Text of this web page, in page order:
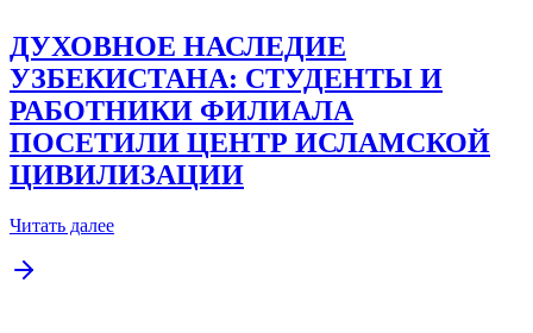
ДУХОВНОЕ НАСЛЕДИЕ
УЗБЕКИСТАНА: СТУДЕНТЫ И
РАБОТНИКИ ФИЛИАЛА
ПОСЕТИЛИ ЦЕНТР ИСЛАМСКОЙ
ЦИВИЛИЗАЦИИ
Читать далее